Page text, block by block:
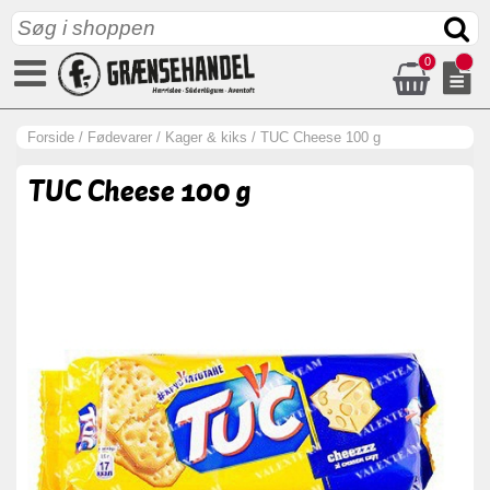
0
Forside / Fødevarer / Kager & kiks / TUC Cheese 100 g
TUC Cheese 100 g